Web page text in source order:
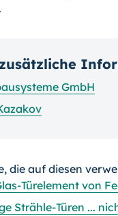
GmbH
die auf diesen
Türelement von
Strähle-Türen ...